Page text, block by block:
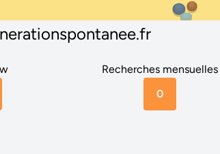
Recherches mensuelles
0